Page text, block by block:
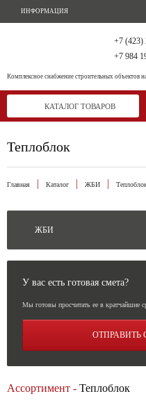
ИНФОРМАЦИЯ
Комплексное снабжение строительных объектов
+7 (423)
+7 984
КАТАЛОГ ТОВАРОВ
Теплоблок
Главная Каталог ЖБИ
ЖБИ
У вас есть готовая смета?
Мы готовы просчитать ее в кратчайшие
ОТПРАВИТЬ
Ассортимент - Теплоблок